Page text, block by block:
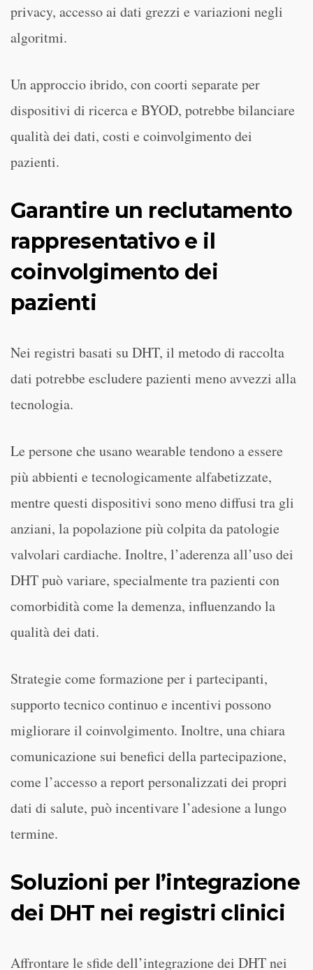
privacy, accesso ai dati grezzi e variazioni negli
algoritmi.
Un approccio ibrido, con coorti separate per
dispositivi di ricerca e BYOD, potrebbe bilanciare
qualità dei dati, costi e coinvolgimento dei
pazienti.
Garantire un reclutamento
rappresentativo e il
coinvolgimento dei
pazienti
Nei registri basati su DHT, il metodo di raccolta
dati potrebbe escludere pazienti meno avvezzi alla
tecnologia.
Le persone che usano wearable tendono a essere
più abbienti e tecnologicamente alfabetizzate,
mentre questi dispositivi sono meno diffusi tra gli
anziani, la popolazione più colpita da patologie
valvolari cardiache. Inoltre, l’aderenza all’uso dei
DHT può variare, specialmente tra pazienti con
comorbidità come la demenza, influenzando la
qualità dei dati.
Strategie come formazione per i partecipanti,
supporto tecnico continuo e incentivi possono
migliorare il coinvolgimento. Inoltre, una chiara
comunicazione sui benefici della partecipazione,
come l’accesso a report personalizzati dei propri
dati di salute, può incentivare l’adesione a lungo
termine.
Soluzioni per l’integrazione
dei DHT nei registri clinici
Affrontare le sfide dell’integrazione dei DHT nei